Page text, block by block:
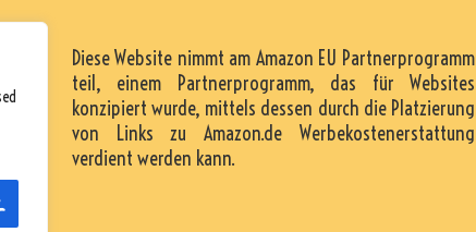
Diese Website nimmt am Amazon EU Partnerprogramm
teil, einem Partnerprogramm, das für Websites
konzipiert wurde, mittels dessen durch die Platzierung
von Links zu Amazon.de Werbekostenerstattung
verdient werden kann.